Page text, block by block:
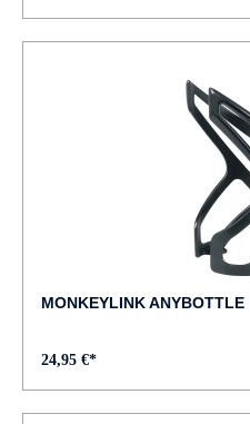
MONKEYLINK ANYBOTTLE
24,95 €*